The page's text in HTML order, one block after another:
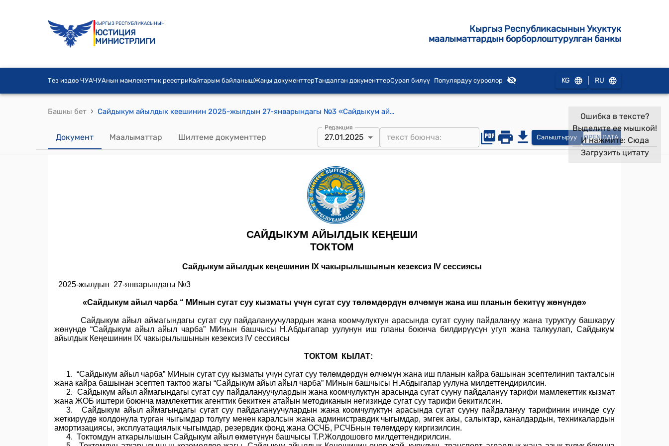
КЫРГЫЗ РЕСПУБЛИКАСЫНЫН
ЮСТИЦИЯ
МИНИСТРЛИГИ
Кыргыз Республикасынын Укуктук
маалыматтардын борборлоштурулган банкы
Тез издөө ЧУАЧУАнын мамлекеттик реестриКайтарым байланышЖаңы документтерТандалган документтерСурап билүү Популярдуу суроолор KG RU
Башкы бет › Сайдыкум айылдык кеешинин 2025-жылдын 27-январындагы №3 «Сайдыкум айыл чарба “ МИнын сугат суу кызматы үчүн сугат суу төлөмдөрдүн өлчөмүн жана иш планын бекитүү жөнүндө» токтому
Документ Маалыматтар Шилтеме документтер
Редакция
27.01.2025 Салыштыруу OPEN DATA
Ошибка в тексте?
Выделите ее мышкой!
И нажмите: Сюда
Загрузить цитату